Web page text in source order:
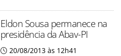
Eldon Sousa permanece na
presidência da Abav-PI
20/08/2013 às 12h41